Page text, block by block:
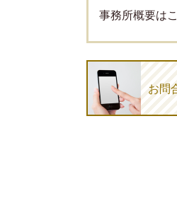
事務所概要は
お問